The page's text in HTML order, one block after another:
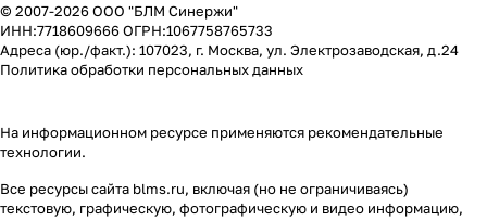
© 2007-2026 ООО "БЛМ Синержи"
ИНН:7718609666 ОГРН:1067758765733
Адреса (юр./факт.): 107023, г. Москва, ул. Электрозаводская, д.24
Политика обработки персональных данных
На информационном ресурсе применяются рекомендательные
технологии.
Все ресурсы сайта blms.ru, включая (но не ограничиваясь)
текстовую, графическую, фотографическую и видео информацию,